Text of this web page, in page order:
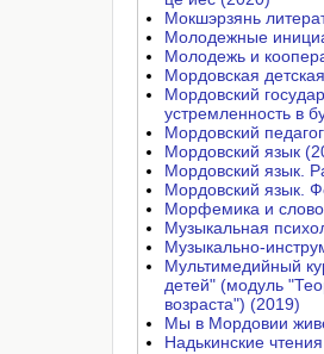
Мокшэрзянь
Молодежные
Молодежь и
Мордовская
Мордовский
устремленность в
Мордовский
Мордовский язык
Мордовский язык.
Мордовский язык.
Морфемика и
Музыкальная
Музыкально-
Мультимедийный
детей" (модуль
возраста") (2019)
Мы в Мордовии
Надькинские